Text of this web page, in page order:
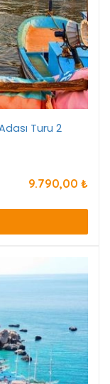
Turu 2
9.790,00 ₺